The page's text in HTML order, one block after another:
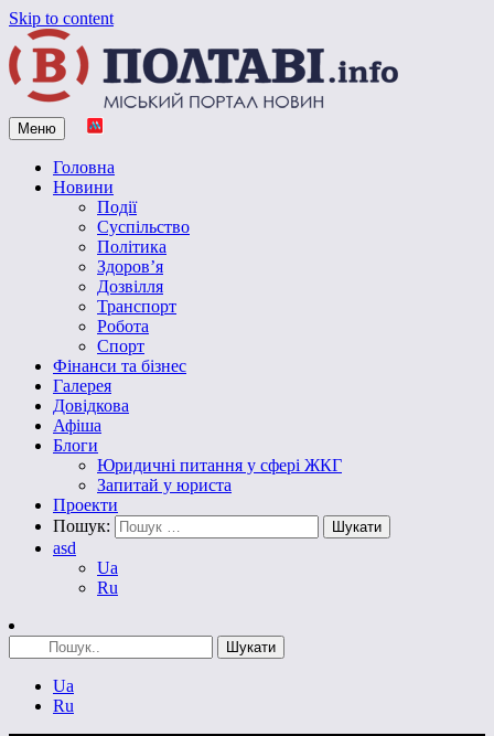
Skip to content
Vpoltave.info
Полтавський портал новин
Меню
Головна
Новини
Події
Суспільство
Політика
Здоров’я
Дозвілля
Транспорт
Робота
Спорт
Фінанси та бізнес
Галерея
Довідкова
Афіша
Блоги
Юридичні питання у сфері ЖКГ
Запитай у юриста
Проекти
Пошук:
asd
Ua
Ru
Ua
Ru